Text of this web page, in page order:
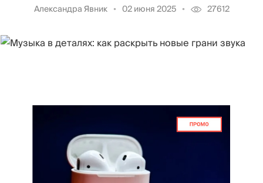
Александра Явник 02 июня 2025 27612